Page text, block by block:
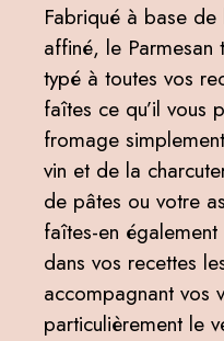
Fabriqué à base
affiné, le
typé à toutes vos
faîtes ce qu’il vous
fromage
vin et de la
de pâtes ou votre
faîtes-en
dans vos recettes
accompagnant vos
particulièrement le